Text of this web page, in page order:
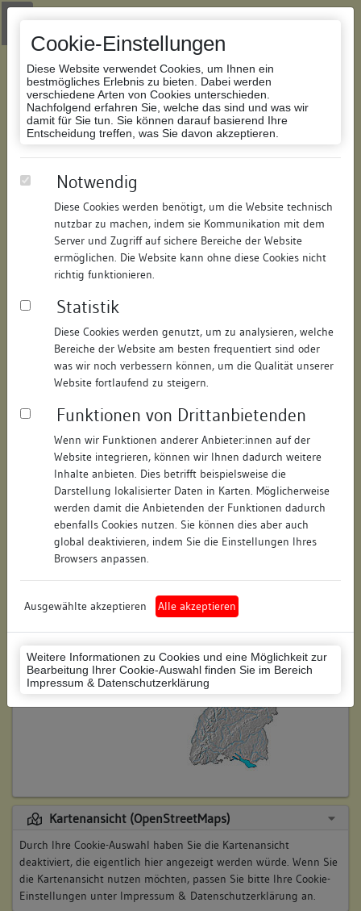
Cookie-Einstellungen
Diese Website verwendet Cookies, um Ihnen ein
bestmögliches Erlebnis zu bieten. Dabei werden
verschiedene Arten von Cookies unterschieden.
Nachfolgend erfahren Sie, welche das sind und was wir
damit für Sie tun. Sie können darauf basierend Ihre
Entscheidung treffen, was Sie davon akzeptieren.
Notwendig
Diese Cookies werden benötigt, um die Website technisch
nutzbar zu machen, indem sie Kommunikation mit dem
Server und Zugriff auf sichere Bereiche der Website
ermöglichen. Die Website kann ohne diese Cookies nicht
richtig funktionieren.
Statistik
Diese Cookies werden genutzt, um zu analysieren, welche
Bereiche der Website am besten frequentiert sind oder
was wir noch verbessern können, um die Qualität unserer
Website fortlaufend zu steigern.
Funktionen von Drittanbietenden
Wenn wir Funktionen anderer Anbieter:innen auf der
Website integrieren, können wir Ihnen dadurch weitere
Inhalte anbieten. Dies betrifft beispielsweise die
Darstellung lokalisierter Daten in Karten. Möglicherweise
werden damit die Anbietenden der Funktionen dadurch
ebenfalls Cookies nutzen. Sie können dies aber auch
global deaktivieren, indem Sie die Einstellungen Ihres
Browsers anpassen.
Ausgewählte akzeptieren Alle akzeptieren
Weitere Informationen zu Cookies und eine Möglichkeit zur
Bearbeitung Ihrer Cookie-Auswahl finden Sie im Bereich
Impressum & Datenschutzerklärung
Zur Navigation springen
Zum Inhalt der Website springen
Datenbank Bauforschung/Restaurierung
151317099055/Datum:26.05.2009
Datenbestand:
Bauforschung
Als PDF herunterladen:
Objektdaten
Straße: Belvedere
Hausnummer: 4
Postleitzahl: 76646
Stadt-Teilort: Bruchsal
Regierungsbezirk: Karlsruhe
Karlsruhe (Landkreis)
Wohnplatzschlüssel: 8215009005
Flurstücknummer: 127
Historischer Straßenname: keiner
Lage des Wohnplatzes:
Kartenansicht (OpenStreetMaps)
Durch Ihre Cookie-Auswahl haben Sie die Kartenansicht
deaktiviert, die eigentlich hier angezeigt werden würde. Wenn Sie
die Kartenansicht nutzen möchten, passen Sie bitte Ihre Cookie-
Einstellungen unter Impressum & Datenschutzerklärung an.